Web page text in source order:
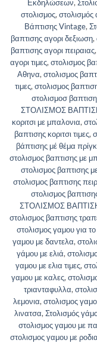
Εκδηλώσεων,
στολισμος,στολισμός
Βάπτισης Vintage,
βαπτισης αγορι δεξιωση,
βαπτισης αγορι πειραιας,
αγορι τιμες,στολισμος
Αθηνα,στολισμος
τιμες,στολισμος
στολισμοσ
ΣΤΟΛΙΣΜΟΣ
κοριτσι με μπαλονια,
βαπτισης κοριτσι τιμες,
βάπτισης μέ θέμα
στολισμος βαπτισης με
στολισμος βαπτισης
στολισμος βαπτισης
στολισμος
ΣΤΟΛΙΣΜΟΣ
στολισμος βαπτισης
στολισμος γαμου για το
γαμου με δαντελα,
γάμου με ελιά,
γαμου με ελια τιμες,
γαμου με καλες,
τριανταφυλλα,
λεμονια,στολισμος
λινατσα,Στολισμός
στολισμος γαμου με
στολισμος γαμου με ροδια